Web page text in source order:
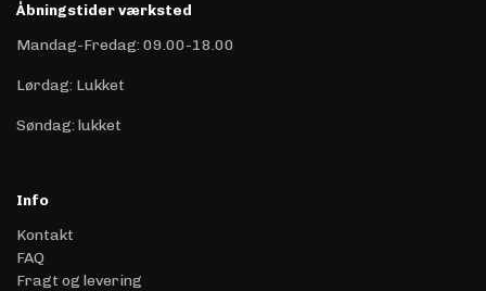
Åbningstider værksted
Mandag-Fredag: 09.00-18.00
Lørdag: Lukket
Søndag: lukket
Info
Kontakt
FAQ
Fragt og levering